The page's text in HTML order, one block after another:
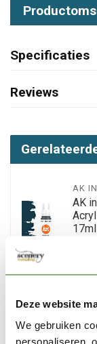
Deze website
We gebruiken
personaliseren,
Specificaties
Reviews
AK
AK
AK
AK